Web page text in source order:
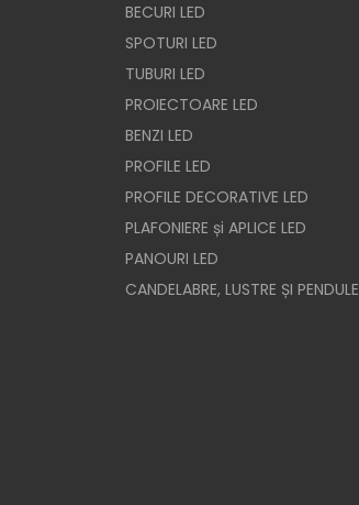
BECURI LED
SPOTURI LED
TUBURI LED
PROIECTOARE LED
BENZI LED
PROFILE LED
PROFILE DECORATIVE LED
PLAFONIERE și APLICE LED
PANOURI LED
CANDELABRE, LUSTRE ȘI PENDULE